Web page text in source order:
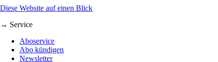
Diese Website auf einen Blick
→ Service
Aboservice
Abo kündigen
Newsletter